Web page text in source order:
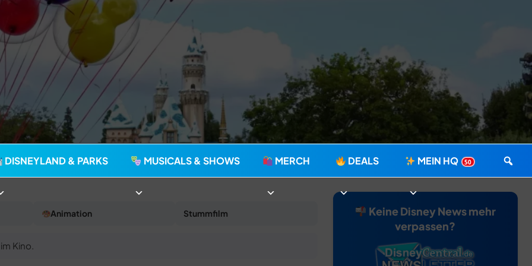
seit 2006
DISNEYLAND & PARKS MUSICALS & SHOWS MERCH DEALS MEIN HQ 50
Animation Stummfilm
im Kino.
Keine Disney News mehr
verpassen?